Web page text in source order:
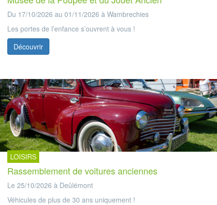
Du 17/10/2026 au 01/11/2026 à Wambrechies
Les portes de l’enfance s’ouvrent à vous !
Découvrir
LOISIRS
Rassemblement de voitures anciennes
Le 25/10/2026 à Deûlémont
Véhicules de plus de 30 ans uniquement !